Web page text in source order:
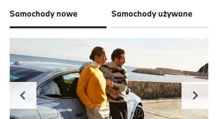
Samochody nowe Samochody używane